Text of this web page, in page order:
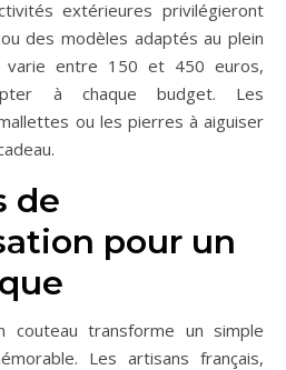
extérieures privilégieront
des modèles adaptés au plein
entre 150 et 450 euros,
à chaque budget. Les
ou les pierres à aiguiser
de
pour un
couteau transforme un simple
Les artisans français,